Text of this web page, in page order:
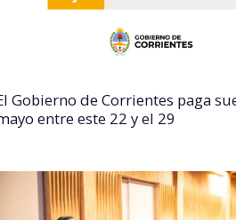
Gobierno de Corrientes paga
entre este 22 y el 29